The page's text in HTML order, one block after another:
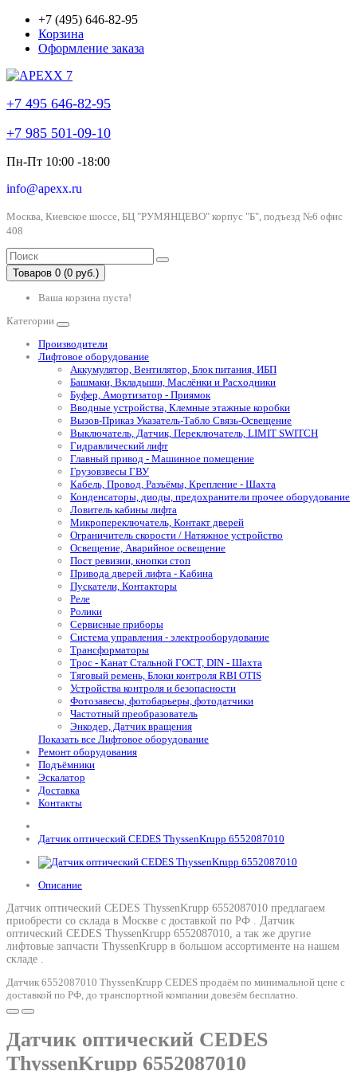
+7 (495) 646-82-95
Корзина
Оформление заказа
+7 495 646-82-95
+7 985 501-09-10
Пн-Пт 10:00 -18:00
info@apexx.ru
Москва, Киевское шоссе, БЦ "РУМЯНЦЕВО" корпус "Б", подъезд №6 офис
408
Товаров 0 (0 руб.)
Ваша корзина пуста!
Категории
Производители
Лифтовое оборудование
Аккумулятор, Вентилятор, Блок питания, ИБП
Башмаки, Вкладыши, Маслёнки и Расходники
Буфер, Амортизатор - Приямок
Вводные устройства, Клемные этажные коробки
Вызов-Приказ Указатель-Табло Связь-Освещение
Выключатель, Датчик, Переключатель, LIMIT SWITCH
Гидравлический лифт
Главный привод - Машинное помещение
Грузовзвесы ГВУ
Кабель, Провод, Разъёмы, Крепление - Шахта
Конденсаторы, диоды, предохранители прочее оборудование
Ловитель кабины лифта
Микропереключатель, Контакт дверей
Ограничитель скорости / Натяжное устройство
Освещение, Аварийное освещение
Пост ревизии, кнопки стоп
Привода дверей лифта - Кабина
Пускатели, Контакторы
Реле
Ролики
Сервисные приборы
Система управления - электрооборудование
Трансформаторы
Трос - Канат Стальной ГОСТ, DIN - Шахта
Тяговый ремень, Блоки контроля RBI OTIS
Устройства контроля и безопасности
Фотозавесы, фотобарьеры, фотодатчики
Частотный преобразователь
Энкодер, Датчик вращения
Показать все Лифтовое оборудование
Ремонт оборудования
Подъёмники
Эскалатор
Доставка
Контакты
Датчик оптический CEDES ThyssenKrupp 6552087010
Описание
Датчик оптический CEDES ThyssenKrupp 6552087010 предлагаем
приобрести со склада в Москве с доставкой по РФ . Датчик
оптический CEDES ThyssenKrupp 6552087010, а так же другие
лифтовые запчасти ThyssenKrupp в большом ассортименте на нашем
складе .
Датчик 6552087010 ThyssenKrupp CEDES продаём по минимальной цене с
доставкой по РФ, до транспортной компании довезём бесплатно.
Датчик оптический CEDES
ThyssenKrupp 6552087010